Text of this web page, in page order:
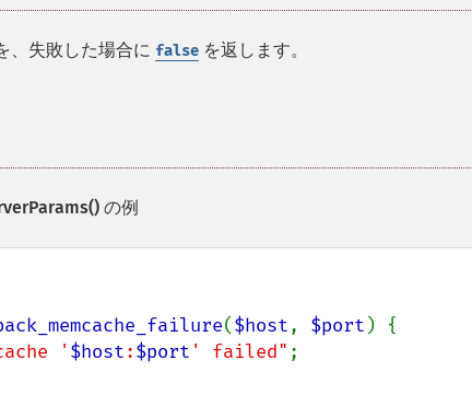
、失敗した場合に false を返します。
の例
($host, $port ) {
' $host:$port ' failed" ;